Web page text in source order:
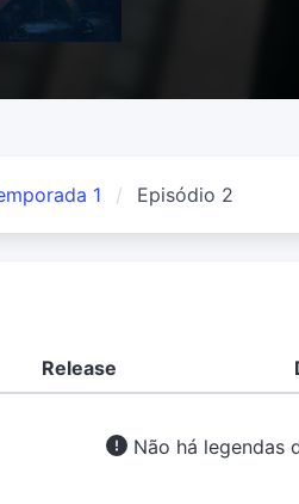
1 Episódio 2
Release
Não há legendas